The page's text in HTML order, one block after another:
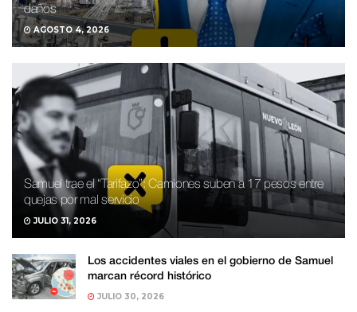
daños
AGOSTO 4, 2026
Samuel trae el “Tarifazo”: Camiones suben a 17 pesos entre
quejas por mal servicio
JULIO 31, 2026
Los accidentes viales en el gobierno de Samuel
marcan récord histórico
JULIO 30, 2026